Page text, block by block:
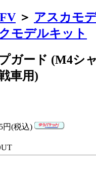
＞ アスカモ
モデルキット
ガード (M4シ
車用)
円(税込)